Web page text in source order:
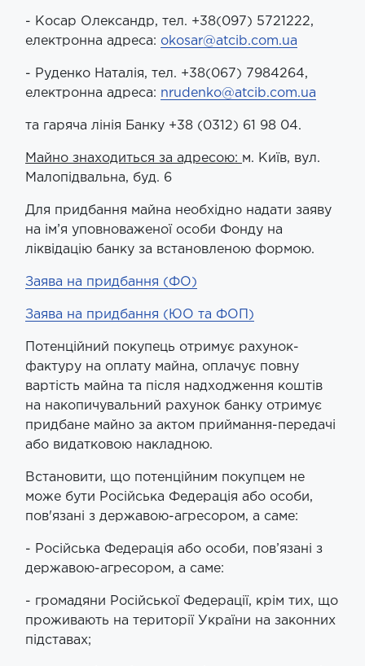
- Косар Олександр, тел. +38(097) 5721222,
електронна адреса: okosar@atcib.com.ua
- Руденко Наталія, тел. +38(067) 7984264,
електронна адреса: nrudenko@atcib.com.ua
та гаряча лінія Банку +38 (0312) 61 98 04.
Майно знаходиться за адресою: м. Київ, вул.
Малопідвальна, буд. 6
Для придбання майна необхідно надати заяву
на ім’я уповноваженої особи Фонду на
ліквідацію банку за встановленою формою.
Заява на придбання (ФО)
Заява на придбання (ЮО та ФОП)
Потенційний покупець отримує рахунок-
фактуру на оплату майна, оплачує повну
вартість майна та після надходження коштів
на накопичувальний рахунок банку отримує
придбане майно за актом приймання-передачі
або видатковою накладною.
Встановити, що потенційним покупцем не
може бути Російська Федерація або особи,
пов'язані з державою-агресором, а саме:
- Російська Федерація або особи, пов’язані з
державою-агресором, а саме:
- громадяни Російської Федерації, крім тих, що
проживають на території України на законних
підставах;